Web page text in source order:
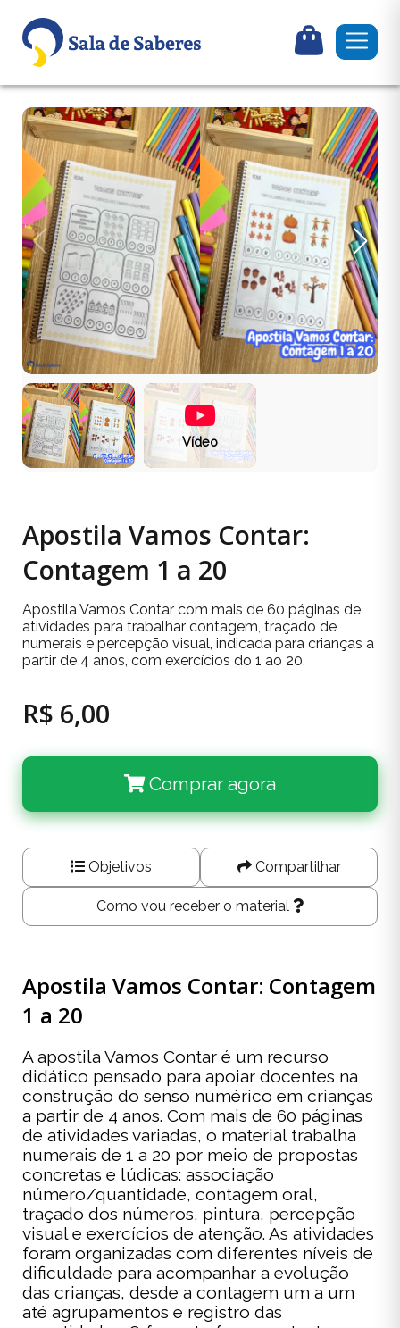
Vídeo
Apostila Vamos Contar:
Contagem 1 a 20
Apostila Vamos Contar com mais de 60 páginas de
atividades para trabalhar contagem, traçado de
numerais e percepção visual, indicada para crianças a
partir de 4 anos, com exercícios do 1 ao 20.
R$ 6,00
Comprar agora
Objetivos Compartilhar
Como vou receber o material
Apostila Vamos Contar: Contagem
1 a 20
A apostila Vamos Contar é um recurso
didático pensado para apoiar docentes na
construção do senso numérico em crianças
a partir de 4 anos. Com mais de 60 páginas
de atividades variadas, o material trabalha
numerais de 1 a 20 por meio de propostas
concretas e lúdicas: associação
número/quantidade, contagem oral,
traçado dos números, pintura, percepção
visual e exercícios de atenção. As atividades
foram organizadas com diferentes níveis de
dificuldade para acompanhar a evolução
das crianças, desde a contagem um a um
até agrupamentos e registro das